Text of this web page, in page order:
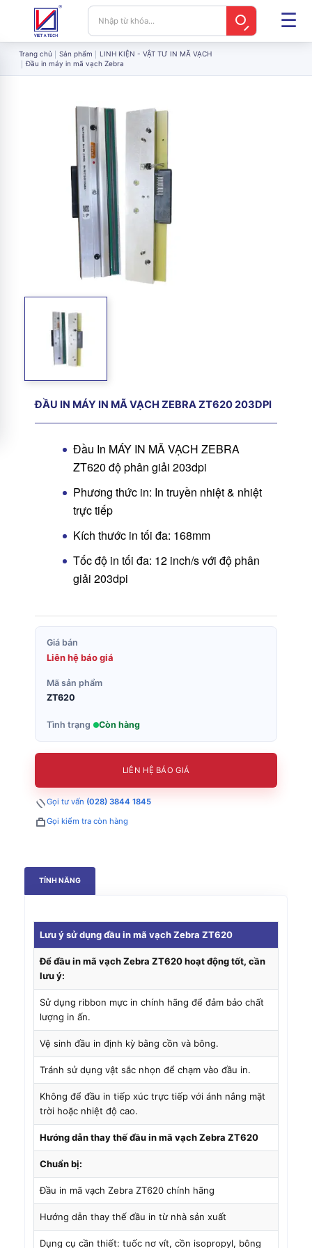
Trang chủ Sản phẩm
LINH KIỆN - VẬT TƯ IN MÃ VẠCH
Đầu in máy in mã vạch Zebra
ĐẦU IN MÁY IN MÃ VẠCH ZEBRA ZT620 203DPI
Đầu In MÁY IN MÃ VẠCH ZEBRA
ZT620 độ phân giải 203dpi
Phương thức in: In truyền nhiệt & nhiệt
trực tiếp
Kích thước in tối đa: 168mm
Tốc độ in tối đa: 12 inch/s với độ phân
giải 203dpi
Giá bán
Liên hệ báo giá
Mã sản phẩm
ZT620
Tình trạng Còn hàng
LIÊN HỆ BÁO GIÁ
Gọi tư vấn (028) 3844 1845
Gọi kiểm tra còn hàng
TÍNH NĂNG
Lưu ý sử dụng đầu in mã vạch Zebra ZT620
Để đầu in mã vạch Zebra ZT620 hoạt động tốt, cần
lưu ý:
Sử dụng ribbon mực in chính hãng để đảm bảo chất
lượng in ấn.
Vệ sinh đầu in định kỳ bằng cồn và bông.
Tránh sử dụng vật sắc nhọn để chạm vào đầu in.
Không để đầu in tiếp xúc trực tiếp với ánh nắng mặt
trời hoặc nhiệt độ cao.
Hướng dẫn thay thế đầu in mã vạch Zebra ZT620
Chuẩn bị:
Đầu in mã vạch Zebra ZT620 chính hãng
Hướng dẫn thay thế đầu in từ nhà sản xuất
Dụng cụ cần thiết: tuốc nơ vít, cồn isopropyl, bông